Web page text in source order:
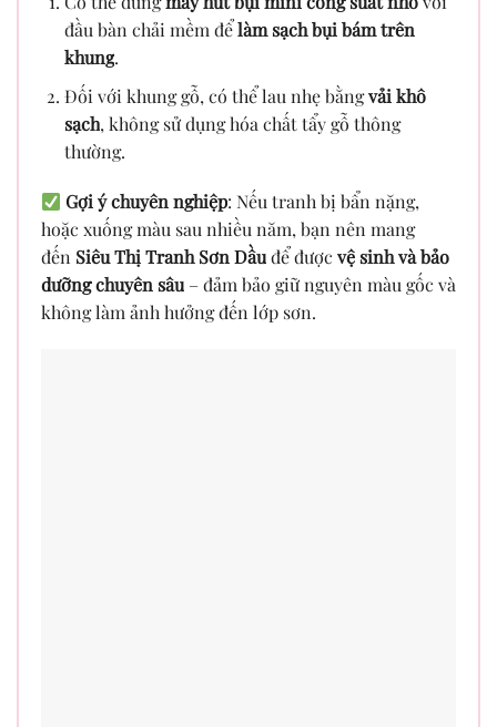
đầu bàn chải mềm đểlàm sạch bụi bám trên
khung.
Đối với khung gỗ, có thể lau nhẹ bằngvải khô
sạch, không sử dụng hóa chất tẩy gỗ thông
thường.
Gợi ý chuyên nghiệp: Nếu tranh bị bẩn nặng,
hoặc xuống màu sau nhiều năm, bạn nên mang
đến Siêu Thị Tranh Sơn Dầuđể được vệ sinh và bảo
dưỡng chuyên sâu – đảm bảo giữ nguyên màu gốc và
không làm ảnh hưởng đến lớp sơn.